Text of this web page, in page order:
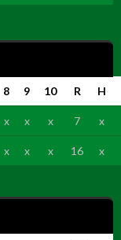
8 9 10 R H
x x x 7 x
x x x 16 x